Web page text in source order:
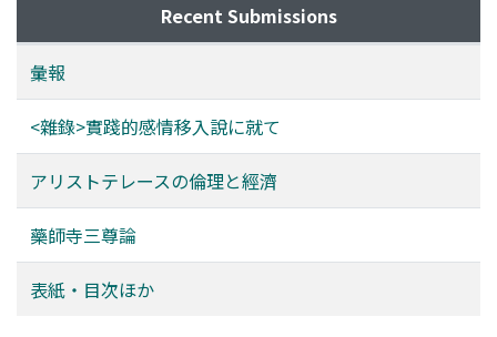
Recent Submissions
彙報
<雜錄>實踐的感情移入說に就て
アリストテレースの倫理と經濟
藥師寺三尊論
表紙・目次ほか